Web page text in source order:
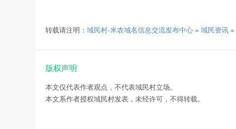
转载请注明： 域民村-米农域名信息交流发布中心 » 域民资讯 »
版权声明
本文仅代表作者观点，不代表域民村立场。
本文系作者授权域民村发表，未经许可，不得转载。